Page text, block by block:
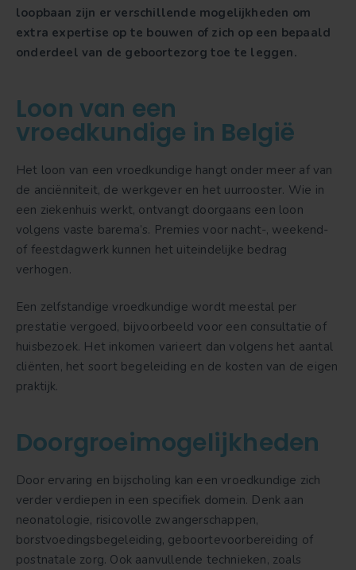
loopbaan zijn er verschillende mogelijkheden om
extra expertise op te bouwen of zich op een bepaald
onderdeel van de geboortezorg toe te leggen.
Loon van een
vroedkundige in België
Het loon van een vroedkundige hangt onder meer af van
de anciënniteit, de werkgever en het uurrooster. Wie in
een ziekenhuis werkt, ontvangt doorgaans een loon
volgens vaste barema’s. Premies voor nacht-, weekend-
of feestdagwerk kunnen het uiteindelijke bedrag
verhogen.
Een zelfstandige vroedkundige wordt meestal per
prestatie vergoed, bijvoorbeeld voor een consultatie of
huisbezoek. Het inkomen varieert dan volgens het aantal
cliënten, het soort begeleiding en de kosten van de eigen
praktijk.
Doorgroeimogelijkheden
Door ervaring en bijscholing kan een vroedkundige zich
verder verdiepen in een specifiek domein. Denk aan
neonatologie, risicovolle zwangerschappen,
borstvoedingsbegeleiding, geboortevoorbereiding of
postnatale zorg. Ook aanvullende technieken, zoals